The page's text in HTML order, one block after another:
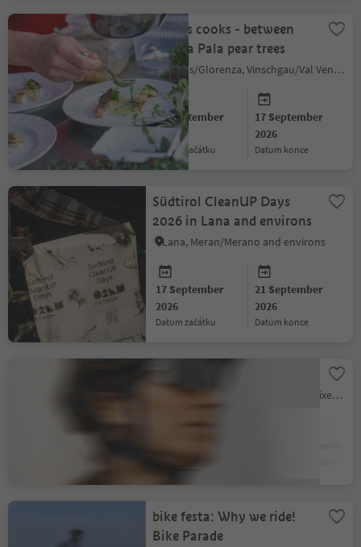
Glurns cooks - between
walls a Pala pear trees
Glurns/Glorenza, Vinschgau/Val Venosta
16 September
2026
datum začátku
17 September
2026
datum konce
Südtirol CleanUP Days
2026 in Lana and environs
Lana, Meran/Merano and environs
17 September
2026
datum začátku
21 September
2026
datum konce
Brixen Stadt/Bressanone città, Brixen/Bressanone, Brixen/Bressanone and environs
bike festa: Why we ride!
Bike Parade